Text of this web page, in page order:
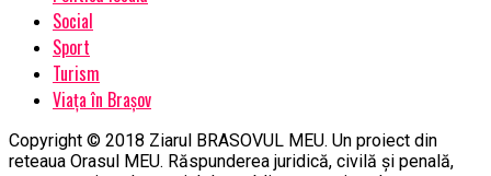
Social
Sport
Turism
Viața în Brașov
Copyright © 2018 Ziarul BRASOVUL MEU. Un proiect din
reteaua Orasul MEU. Răspunderea juridică, civilă și penală,